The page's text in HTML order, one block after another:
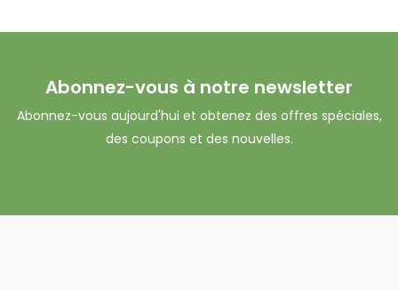
Abonnez-vous à notre newsletter
Abonnez-vous aujourd'hui et obtenez des offres spéciales,
des coupons et des nouvelles.